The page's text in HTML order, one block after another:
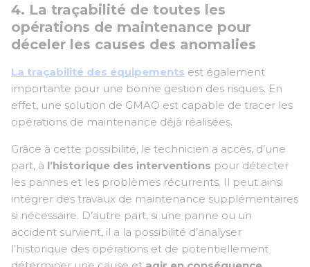
4. La traçabilité de toutes les
opérations de maintenance pour
déceler les causes des anomalies
La traçabilité des équipements est également
importante pour une bonne gestion des risques. En
effet, une solution de GMAO est capable de tracer les
opérations de maintenance déjà réalisées.
Grâce à cette possibilité, le technicien a accès, d’une
part, à l’historique des interventions pour détecter
les pannes et les problèmes récurrents. Il peut ainsi
intégrer des travaux de maintenance supplémentaires
si nécessaire. D’autre part, si une panne ou un
accident survient, il a la possibilité d’analyser
l’historique des opérations et de potentiellement